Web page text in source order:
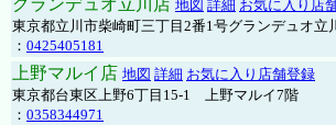
グランデュオ立川店 地図 詳細 お気に入り店
東京都立川市柴崎町三丁目2番1号グランデュオ立
： 0425405181
上野マルイ店 地図 詳細 お気に入り店舗登録
東京都台東区上野6丁目15-1 上野マルイ7階
： 0358344971